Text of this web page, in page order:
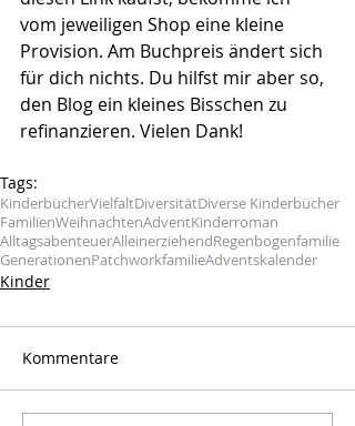
vom jeweiligen Shop eine kleine
Provision. Am Buchpreis ändert sich
für dich nichts. Du hilfst mir aber so,
den Blog ein kleines Bisschen zu
refinanzieren. Vielen Dank!
Tags:
KinderbücherVielfaltDiversitätDiverse Kinderbücher
FamilienWeihnachtenAdventKinderroman
AlltagsabenteuerAlleinerziehendRegenbogenfamilie
GenerationenPatchworkfamilieAdventskalender
Kinder
Kommentare